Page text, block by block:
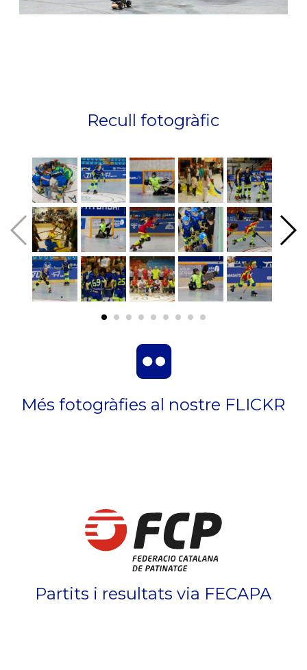
Recull fotogràfic
Més fotogràfies al nostre FLICKR
Partits i resultats via FECAPA